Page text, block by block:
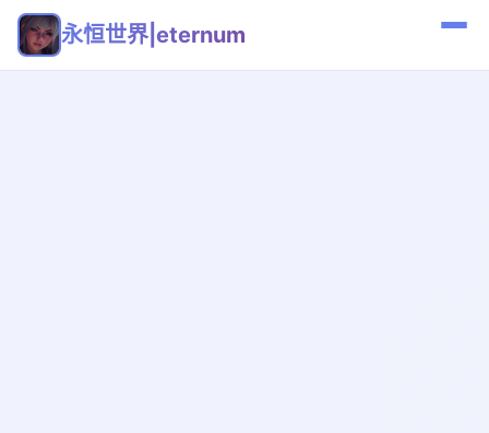
永恒世界|eternum